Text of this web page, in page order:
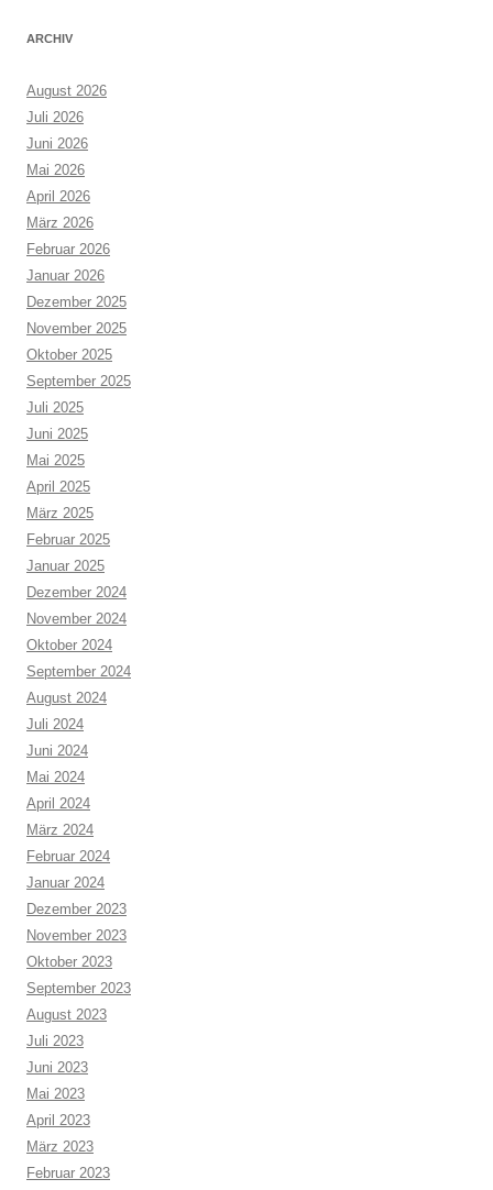
ARCHIV
August 2026
Juli 2026
Juni 2026
Mai 2026
April 2026
März 2026
Februar 2026
Januar 2026
Dezember 2025
November 2025
Oktober 2025
September 2025
Juli 2025
Juni 2025
Mai 2025
April 2025
März 2025
Februar 2025
Januar 2025
Dezember 2024
November 2024
Oktober 2024
September 2024
August 2024
Juli 2024
Juni 2024
Mai 2024
April 2024
März 2024
Februar 2024
Januar 2024
Dezember 2023
November 2023
Oktober 2023
September 2023
August 2023
Juli 2023
Juni 2023
Mai 2023
April 2023
März 2023
Februar 2023